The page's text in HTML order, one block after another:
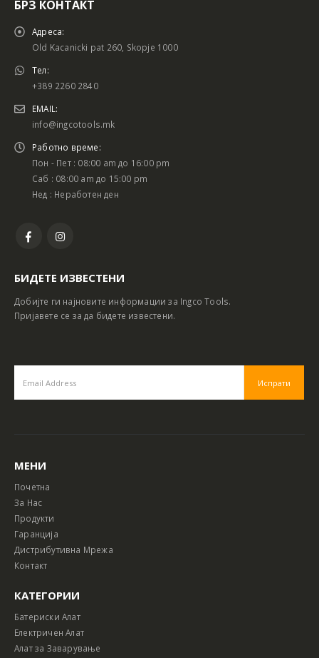
БРЗ КОНТАКТ
Адреса:
Old Kacanicki pat 260, Skopje 1000
Тел:
+389 2260 2840
EMAIL:
info@ingcotools.mk
Работно време:
Пон - Пет : 08:00 am до 16:00 pm
Саб : 08:00 am до 15:00 pm
Нед : Неработен ден
БИДЕТЕ ИЗВЕСТЕНИ
Добијте ги најновите информации за Ingco Tools.
Пријавете се за да бидете известени.
МЕНИ
Почетна
За Нас
Продукти
Гаранција
Дистрибутивна Мрежа
Контакт
КАТЕГОРИИ
Батериски Алат
Електричен Алат
Алат за Заварување